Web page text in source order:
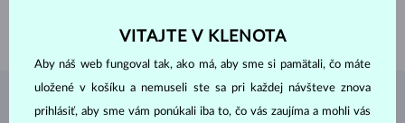
ŠPERKY ZATELIÉRU KLENOTA
VITAJTE V KLENOTA
Aby náš web fungoval tak, ako má, aby sme si pamätali, čo máte
uložené v košíku a nemuseli ste sa pri každej návšteve znova
prihlásiť, aby sme vám ponúkali iba to, čo vás zaujíma a mohli vás